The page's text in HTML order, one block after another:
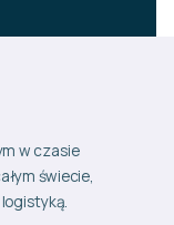
w czasie
świecie,